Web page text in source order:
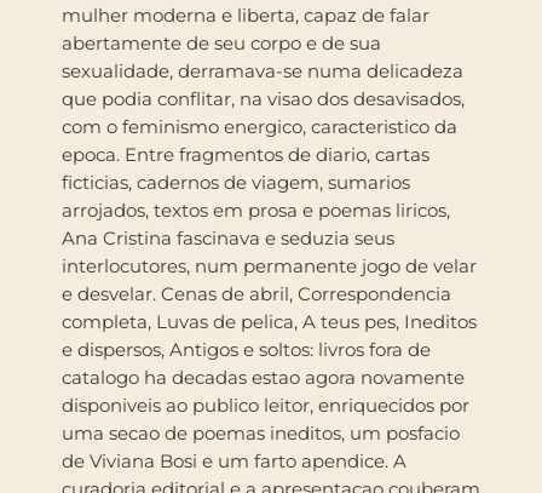
mulher moderna e liberta, capaz de falar
abertamente de seu corpo e de sua
sexualidade, derramava-se numa delicadeza
que podia conflitar, na visao dos desavisados,
com o feminismo energico, caracteristico da
epoca. Entre fragmentos de diario, cartas
ficticias, cadernos de viagem, sumarios
arrojados, textos em prosa e poemas liricos,
Ana Cristina fascinava e seduzia seus
interlocutores, num permanente jogo de velar
e desvelar. Cenas de abril, Correspondencia
completa, Luvas de pelica, A teus pes, Ineditos
e dispersos, Antigos e soltos: livros fora de
catalogo ha decadas estao agora novamente
disponiveis ao publico leitor, enriquecidos por
uma secao de poemas ineditos, um posfacio
de Viviana Bosi e um farto apendice. A